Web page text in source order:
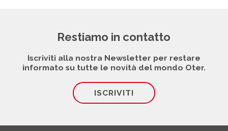
Restiamo in contatto
Iscriviti alla nostra Newsletter per restare
informato su tutte le novità del mondo Oter.
ISCRIVITI